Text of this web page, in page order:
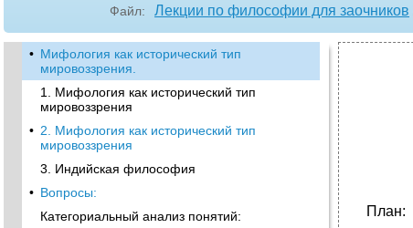
Файл: Лекции по философии для заочников
• Мифология как исторический тип
мировоззрения.
1. Мифология как исторический тип
мировоззрения
• 2. Мифология как исторический тип
мировоззрения
3. Индийская философия
• Вопросы:
Категориальный анализ понятий:
План: